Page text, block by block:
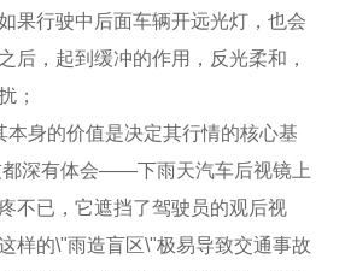
果行驶中后面车辆开远光灯，也会
后，起到缓冲的作用，反光柔和，
；
本身的价值是决定其行情的核心基
都深有体会——下雨天汽车后视镜上
不已，它遮挡了驾驶员的观后视
样的\"雨造盲区\"极易导致交通事故